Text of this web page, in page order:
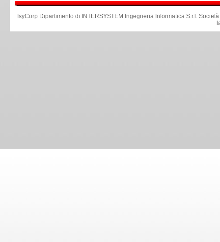
IsyCorp Dipartimento di INTERSYSTEM Ingegneria Informatica S.r.l .